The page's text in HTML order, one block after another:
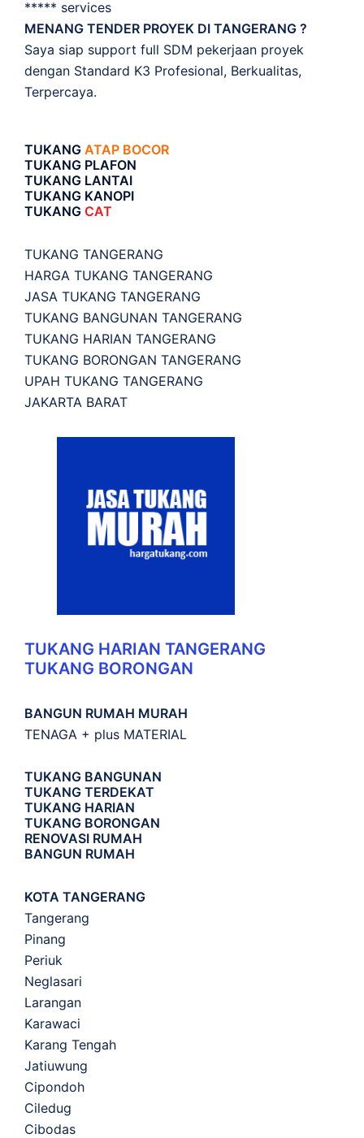
***** services
MENANG TENDER PROYEK DI TANGERANG ?
Saya siap support full SDM pekerjaan proyek
dengan Standard K3 Profesional, Berkualitas,
Terpercaya.
TUKANG ATAP BOCOR
TUKANG PLAFON
TUKANG LANTAI
TUKANG KANOPI
TUKANG CAT
TUKANG TANGERANG
HARGA TUKANG TANGERANG
JASA TUKANG TANGERANG
TUKANG BANGUNAN TANGERANG
TUKANG HARIAN TANGERANG
TUKANG BORONGAN TANGERANG
UPAH TUKANG TANGERANG
JAKARTA BARAT
TUKANG HARIAN TANGERANG
TUKANG BORONGAN
BANGUN RUMAH MURAH
TENAGA + plus MATERIAL
TUKANG BANGUNAN
TUKANG TERDEKAT
TUKANG HARIAN
TUKANG BORONGAN
RENOVASI RUMAH
BANGUN RUMAH
KOTA TANGERANG
Tangerang
Pinang
Periuk
Neglasari
Larangan
Karawaci
Karang Tengah
Jatiuwung
Cipondoh
Ciledug
Cibodas